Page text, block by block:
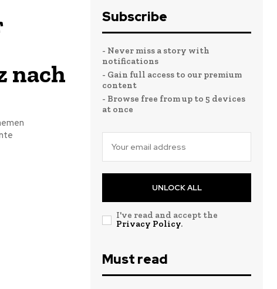
nach
Subscribe
- Never miss a story with
notifications
- Gain full access to our premium
content
- Browse free from up to 5 devices
at once
UNLOCK ALL
I've read and accept the
Privacy Policy.
Must read